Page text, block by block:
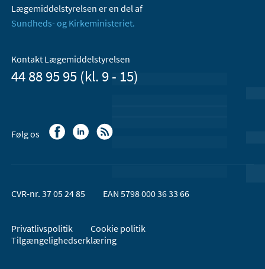
Lægemiddelstyrelsen er en del af
Sundheds- og Kirkeministeriet.
Kontakt Lægemiddelstyrelsen
44 88 95 95 (kl. 9 - 15)
Følg os
CVR-nr. 37 05 24 85 EAN 5798 000 36 33 66
Privatlivspolitik
Cookie politik
Tilgængelighedserklæring